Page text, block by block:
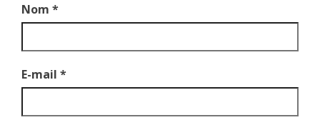
Nom *
E-mail *